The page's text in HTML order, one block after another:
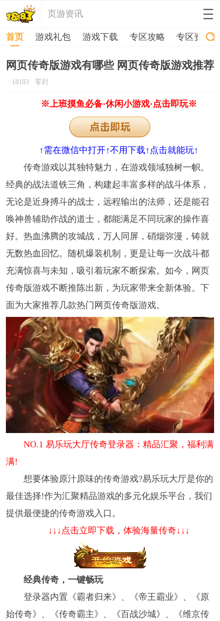
页游资讯
首页 游戏礼包 游戏下载 专区攻略 专区资讯
网页传奇版游戏有哪些 网页传奇版游戏推荐
18183 零封
※上班摸鱼必备·休闲小游戏·点击即玩※
↑需在微信中打开↑不用下载↑点击就能玩↑
传奇游戏以其独特魅力，在游戏领域独树一帜。
经典的战法道铁三角，构建起丰富多样的战斗体系，
无论是近身搏斗的战士，远程输出的法师，还是能召
唤神兽辅助作战的道士，都能满足不同玩家的操作喜
好。热血沸腾的攻城战，万人同屏，硝烟弥漫，铸就
无数热血回忆。随机爆装机制，更是让每一次战斗都
充满惊喜与未知，吸引着玩家不断探索。如今，网页
传奇版游戏不断推陈出新，为玩家带来全新体验。下
面为大家推荐几款热门网页传奇版游戏。
NO.1 易乐玩大厅传奇登录器：精品汇聚，福利满
满!
想要体验原汁原味的传奇游戏?易乐玩大厅是你的
最佳选择!作为汇聚精品游戏的多元化娱乐平台，我们
提供最便捷的传奇游戏入口。
↓↓↓点击立即下载，体验海量传奇↓↓↓
经典传奇，一键畅玩
登录器内置《霸者归来》、《帝王霸业》、《原
始传奇》、《传奇霸主》、《百战沙城》、《维京传